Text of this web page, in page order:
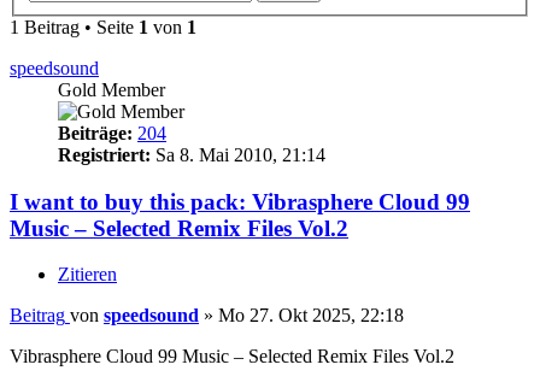
1 Beitrag • Seite 1 von 1
speedsound
Gold Member
Beiträge: 204
Registriert: Sa 8. Mai 2010, 21:14
I want to buy this pack: Vibrasphere Cloud 99
Music – Selected Remix Files Vol.2
Zitieren
Beitrag von speedsound » Mo 27. Okt 2025, 22:18
Vibrasphere Cloud 99 Music – Selected Remix Files Vol.2